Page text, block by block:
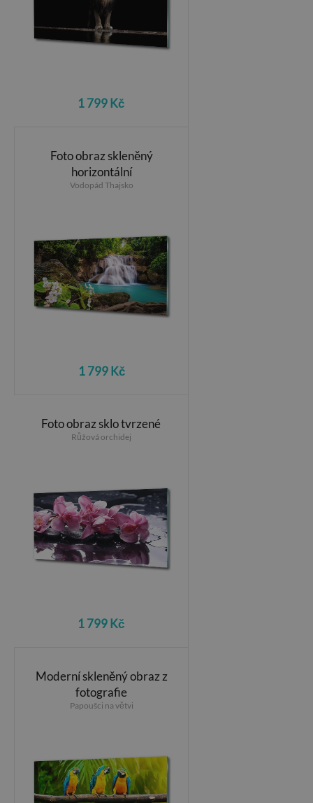
1 799 Kč
Foto obraz skleněný
horizontální
Vodopád Thajsko
1 799 Kč
Foto obraz sklo tvrzené
Růžová orchidej
1 799 Kč
Moderní skleněný obraz z
fotografie
Papoušci na větvi